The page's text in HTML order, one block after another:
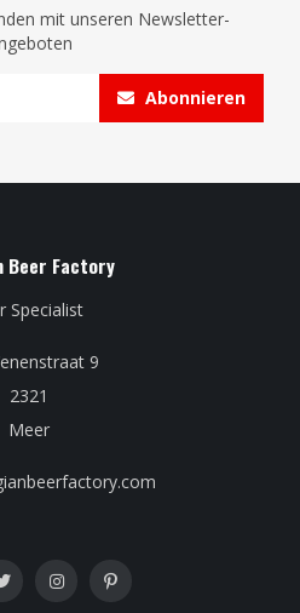
mit unseren Newsletter-
Abonnieren
Beer Factory
Specialist
9
2321
Meer